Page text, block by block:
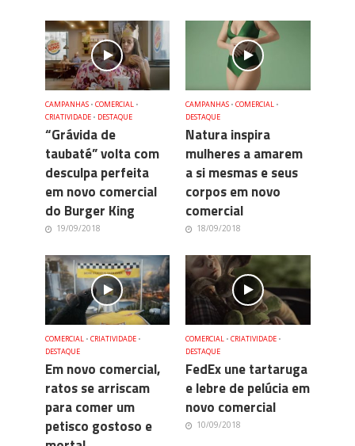
CAMPANHAS • COMERCIAL •
CRIATIVIDADE • DESTAQUE
“Grávida de
taubaté” volta com
desculpa perfeita
em novo comercial
do Burger King
19/09/2018
CAMPANHAS • COMERCIAL •
DESTAQUE
Natura inspira
mulheres a amarem
a si mesmas e seus
corpos em novo
comercial
18/09/2018
COMERCIAL • CRIATIVIDADE •
DESTAQUE
Em novo comercial,
ratos se arriscam
para comer um
petisco gostoso e
COMERCIAL • CRIATIVIDADE •
DESTAQUE
FedEx une tartaruga
e lebre de pelúcia em
novo comercial
10/09/2018